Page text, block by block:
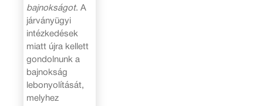
bajnokságot. A
járványügyi
intézkedések
miatt újra kellett
gondolnunk a
bajnokság
lebonyolítását,
melyhez